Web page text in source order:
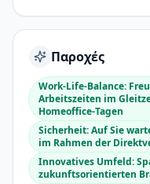
Παροχές
Work-Life-Balance:
Arbeitszeiten im
Homeoffice-Tagen
Sicherheit: Auf Sie
im Rahmen der
Innovatives Umfeld:
zukunftsorientierten